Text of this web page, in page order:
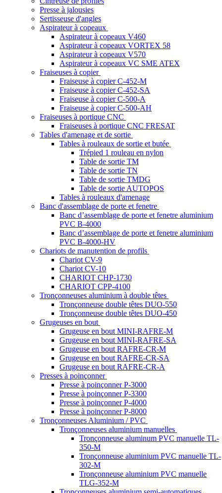
Presse à jalousies
Sertisseuse d'angles
Aspirateur à copeaux
Aspirateur à copeaux V460
Aspirateur à copeaux VORTEX 58
Aspirateur à copeaux V570
Aspirateur à copeaux VC SME ATEX
Fraiseuses à copier
Fraiseuse à copier C-452-M
Fraiseuse à copier C-452-SA
Fraiseuse à copier C-500-A
Fraiseuse à copier C-500-AH
Fraiseuses à portique CNC
Fraiseuses à portique CNC FRESAT
Tables d'amenage et de sortie
Tables à rouleaux de sortie et butée
Trépied 1 rouleau en nylon
Table de sortie TM
Table de sortie TN
Table de sortie TMDG
Table de sortie AUTOPOS
Tables à rouleaux d'amenage
Banc d'assemblage de porte et fenetre
Banc d’assemblage de porte et fenetre aluminium
PVC B-4000
Banc d’assemblage de porte et fenetre aluminium
PVC B-4000-HV
Chariots de manutention de profils
Chariot CV-9
Chariot CV-10
CHARIOT CHP-1730
CHARIOT CPP-4100
Tronçonneuses aluminium à double têtes
Tronçonneuse double têtes DUO-550
Tronçonneuse double têtes DUO-450
Grugeuses en bout
Grugeuse en bout MINI-RAFRE-M
Grugeuse en bout MINI-RAFRE-SA
Grugeuse en bout RAFRE-CR-M
Grugeuse en bout RAFRE-CR-SA
Grugeuse en bout RAFRE-CR-A
Presses à poinçonner
Presse à poinçonner P-3000
Presse à poinçonner P-3300
Presse à poinçonner P-4000
Presse à poinçonner P-8000
Tronçonneuses Aluminium / PVC
Tronçonneuses aluminium manuelles
Tronçonneuse aluminum PVC manuelle TL-
350-M
Tronçonneuse aluminium PVC manuelle TL-
302-M
Tronçonneuse aluminium PVC manuelle
TLG-352-M